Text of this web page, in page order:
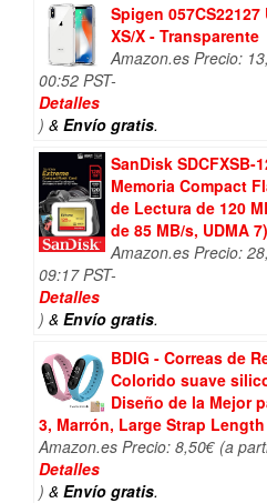
Spigen
XS/X - Transparente
Amazon.es Precio:
00:52 PST-
Detalles
) & Envío gratis.
SanDisk SDCFXSB-
Memoria Compact
de Lectura de 120
de 85 MB/s, UDMA
Amazon.es Precio:
09:17 PST-
Detalles
) & Envío gratis.
BDIG - Correas de
Colorido suave
Diseño de la Mejor
3, Marrón, Large Strap Length
Amazon.es Precio: 8,50€ (a
Detalles
) & Envío gratis.